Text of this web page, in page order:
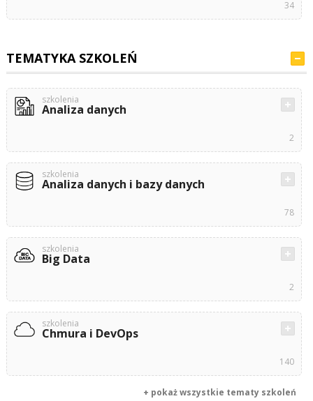
34
TEMATYKA SZKOLEŃ
szkolenia
Analiza danych
2
szkolenia
Analiza danych i bazy danych
78
szkolenia
Big Data
2
szkolenia
Chmura i DevOps
140
+ pokaż wszystkie tematy szkoleń